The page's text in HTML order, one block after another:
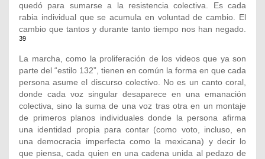
quedó para sumarse a la resistencia colectiva. Es cada
rabia individual que se acumula en voluntad de cambio. El
cambio que tantos y durante tanto tiempo nos han negado.
39
La marcha, como la proliferación de los videos que ya son
parte del “estilo 132”, tienen en común la forma en que cada
persona asume el discurso colectivo. No es un canto coral,
donde cada voz singular desaparece en una emanación
colectiva, sino la suma de una voz tras otra en un montaje
de primeros planos individuales donde la persona afirma
una identidad propia para contar (como voto, incluso, en
una democracia imperfecta como la mexicana) y decir lo
que piensa, cada quien en una cadena unida al pedazo de